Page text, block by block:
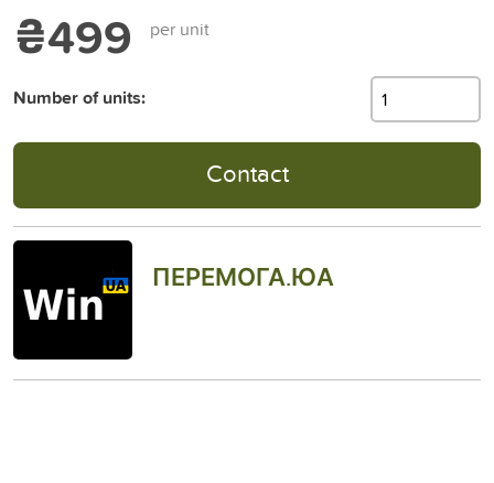
₴499 per unit
Number of units:
Contact
ПЕРЕМОГА.ЮА